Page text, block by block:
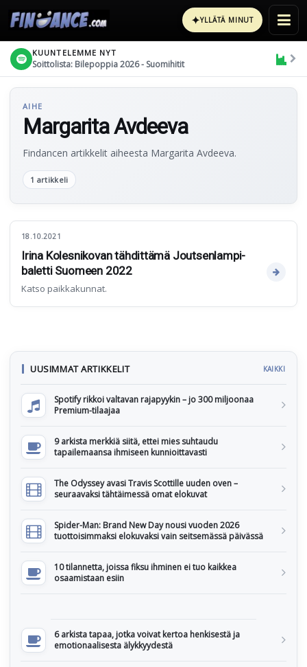
✦YLLÄTÄ MINUT
KUUNTELEMME NYT
Soittolista: Bilepoppia 2026 - Suomihitit
AIHE
Margarita Avdeeva
Findancen artikkelit aiheesta Margarita Avdeeva.
1 artikkeli
18.10.2021
Irina Kolesnikovan tähdittämä Joutsenlampi-
baletti Suomeen 2022
Katso paikkakunnat.
UUSIMMAT ARTIKKELIT KAIKKI
Spotify rikkoi valtavan rajapyykin – jo 300 miljoonaa
Premium-tilaajaa
9 arkista merkkiä siitä, ettei mies suhtaudu
tapailemaansa ihmiseen kunnioittavasti
The Odyssey avasi Travis Scottille uuden oven –
seuraavaksi tähtäimessä omat elokuvat
Spider-Man: Brand New Day nousi vuoden 2026
tuottoisimmaksi elokuvaksi vain seitsemässä päivässä
10 tilannetta, joissa fiksu ihminen ei tuo kaikkea
osaamistaan esiin
6 arkista tapaa, jotka voivat kertoa henkisestä ja
emotionaalisesta älykkyydestä